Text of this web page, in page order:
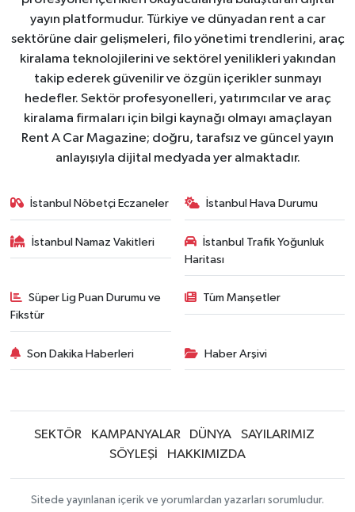
yayın platformudur. Türkiye ve dünyadan rent a car
sektörüne dair gelişmeleri, filo yönetimi trendlerini, araç
kiralama teknolojilerini ve sektörel yenilikleri yakından
takip ederek güvenilir ve özgün içerikler sunmayı
hedefler. Sektör profesyonelleri, yatırımcılar ve araç
kiralama firmaları için bilgi kaynağı olmayı amaçlayan
Rent A Car Magazine; doğru, tarafsız ve güncel yayın
anlayışıyla dijital medyada yer almaktadır.
İstanbul Nöbetçi Eczaneler İstanbul Hava Durumu
İstanbul Namaz Vakitleri
İstanbul Trafik Yoğunluk
Haritası
Süper Lig Puan Durumu ve
Fikstür
Tüm Manşetler
Son Dakika Haberleri Haber Arşivi
SEKTÖR KAMPANYALAR DÜNYA
SAYILARIMIZ
SÖYLEŞİ
HAKKIMIZDA
Sitede yayınlanan içerik ve yorumlardan yazarları sorumludur.